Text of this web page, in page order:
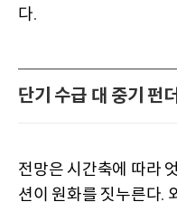
다.
단기 수급 대 중기 펀
전망은 시간축에 따라
션이 원화를 짓누른다.